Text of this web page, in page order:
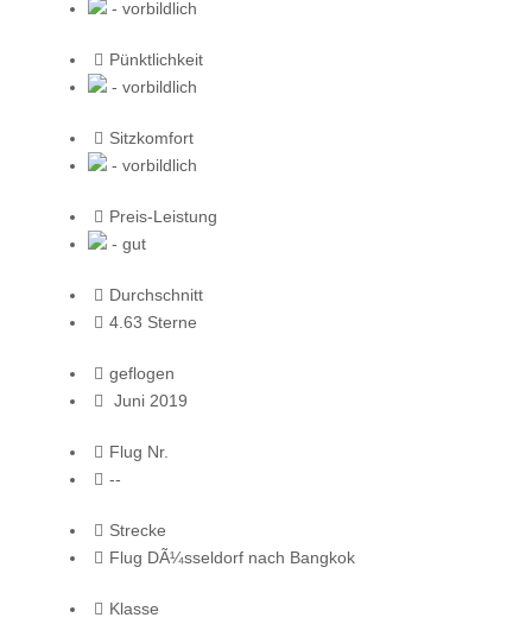
- vorbildlich
Pünktlichkeit
- vorbildlich
Sitzkomfort
- vorbildlich
Preis-Leistung
- gut
Durchschnitt
4.63 Sterne
geflogen
Juni 2019
Flug Nr.
--
Strecke
Flug DÃ¼sseldorf nach Bangkok
Klasse